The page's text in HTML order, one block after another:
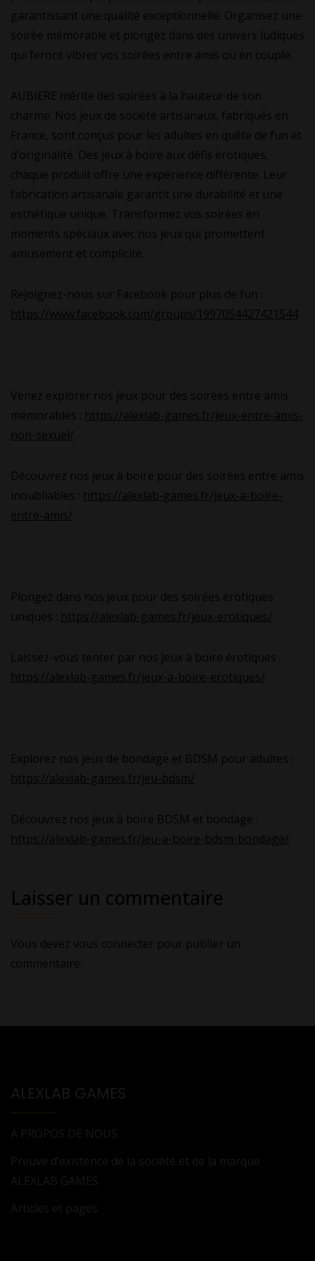
garantissant une qualité exceptionnelle. Organisez une
soirée mémorable et plongez dans des univers ludiques
qui feront vibrer vos soirées entre amis ou en couple.
AUBIERE mérite des soirées à la hauteur de son
charme. Nos jeux de société artisanaux, fabriqués en
France, sont conçus pour les adultes en quête de fun et
d’originalité. Des jeux à boire aux défis érotiques,
chaque produit offre une expérience différente. Leur
fabrication artisanale garantit une durabilité et une
esthétique unique. Transformez vos soirées en
moments spéciaux avec nos jeux qui promettent
amusement et complicité.
Rejoignez-nous sur Facebook pour plus de fun :
https://www.facebook.com/groups/1997054427421544
Venez explorer nos jeux pour des soirées entre amis
mémorables : https://alexlab-games.fr/jeux-entre-amis-
non-sexuel/
Découvrez nos jeux à boire pour des soirées entre amis
inoubliables : https://alexlab-games.fr/jeux-a-boire-
entre-amis/
Plongez dans nos jeux pour des soirées érotiques
uniques : https://alexlab-games.fr/jeux-erotiques/
Laissez-vous tenter par nos jeux à boire érotiques :
https://alexlab-games.fr/jeux-a-boire-erotiques/
Explorez nos jeux de bondage et BDSM pour adultes :
https://alexlab-games.fr/jeu-bdsm/
Découvrez nos jeux à boire BDSM et bondage :
https://alexlab-games.fr/jeu-a-boire-bdsm-bondage/
Laisser un commentaire
Vous devez vous connecter pour publier un
commentaire.